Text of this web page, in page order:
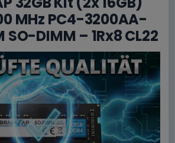
MHz PC4-3200AA-
SO-DIMM – 1Rx8 CL22